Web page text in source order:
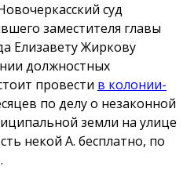
суд
заместителя главы
Елизавету Жиркову
должностных
провести в колонии-
по делу о незаконной
земли на улице
некой А. бесплатно, по